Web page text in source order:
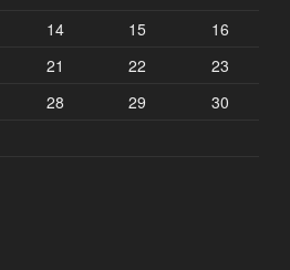
14 15
16
21 22
23
28 29
30